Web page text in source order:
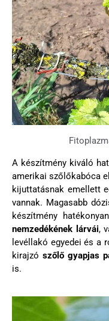
A készítmény kiváló
amerikai szőlőkabóca
kijuttatásnak emellett
vannak. Magasabb
készítmény
nemzedékének lárvái,
levéllakó egyedei és a
kirajzó szőlő gyapjas
is.